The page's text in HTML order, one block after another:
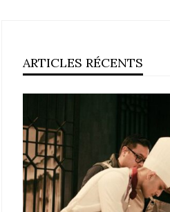
ARTICLES RÉCENTS